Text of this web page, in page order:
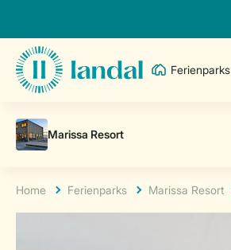
Ferienparks
Home Ferienparks Marissa Resort